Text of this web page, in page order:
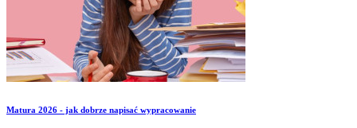
Matura 2026 - jak dobrze napisać wypracowanie